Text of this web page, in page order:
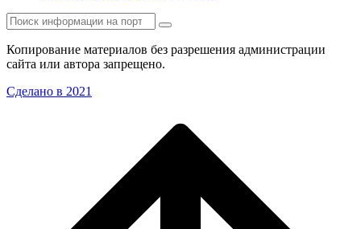
Копирование материалов без разрешения администрации
сайта или автора запрещено.
Сделано в 2021